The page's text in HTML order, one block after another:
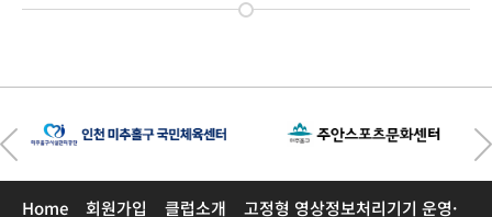
Home 회원가입 클럽소개 고정형 영상정보처리기기 운영·